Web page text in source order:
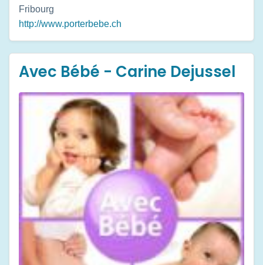
Fribourg
http://www.porterbebe.ch
Avec Bébé - Carine Dejussel